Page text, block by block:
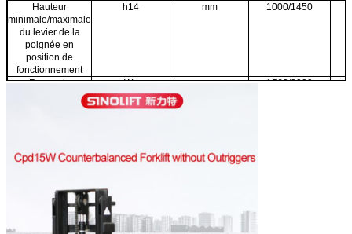
Hauteur
minimale/maximale
du levier de la
poignée en
position de
fonctionnement
h14 mm 1000/1450
Rayon de
braquage (pédale
rétractée/dépliée)
Wa mm 1560/2000
(pédale
angle droit (plateau
800x1200) (pédale
rétractée/dépliée)